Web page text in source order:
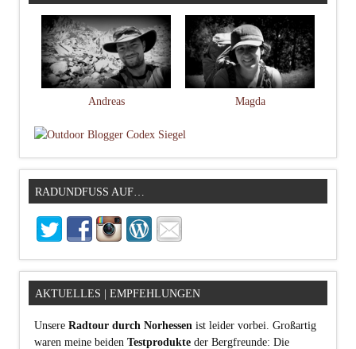
Andreas Magda
RADUNDFUSS AUF…
AKTUELLES | EMPFEHLUNGEN
Unsere Radtour durch Norhessen ist leider vorbei. Großartig
waren meine beiden Testprodukte der Bergfreunde: Die